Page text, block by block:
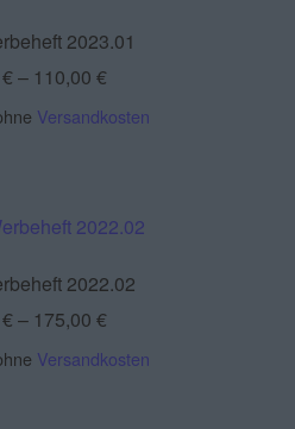
2023.01
€– 110,00 €
Versandkosten
2022.02
€– 175,00 €
Versandkosten